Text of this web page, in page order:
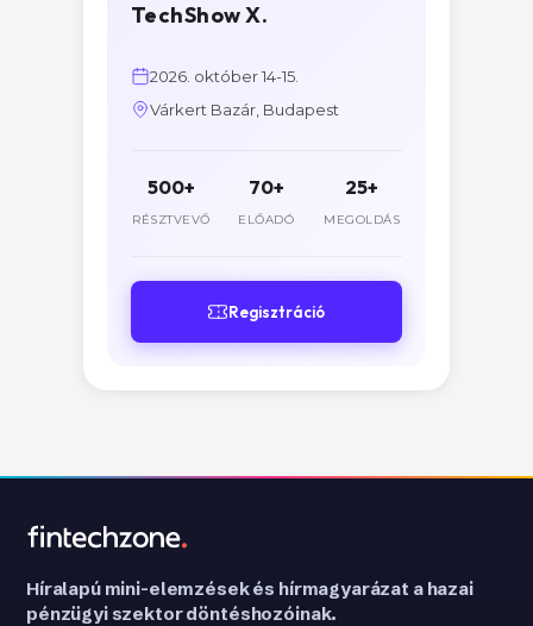
TechShow X.
2026. október 14-15.
Várkert Bazár, Budapest
500+
RÉSZTVEVŐ
70+
ELŐADÓ
25+
MEGOLDÁS
Regisztráció
Híralapú mini-elemzések és hírmagyarázat a hazai
pénzügyi szektor döntéshozóinak.